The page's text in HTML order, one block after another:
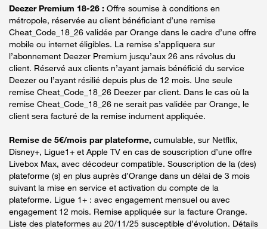
Deezer Premium 18-26 : Offre soumise à conditions en
métropole, réservée au client bénéficiant d’une remise
Cheat_Code_18_26 validée par Orange dans le cadre d’une offre
mobile ou internet éligibles. La remise s’appliquera sur
l’abonnement Deezer Premium jusqu’aux 26 ans révolus du
client. Réservé aux clients n’ayant jamais bénéficié du service
Deezer ou l’ayant résilié depuis plus de 12 mois. Une seule
remise Cheat_Code_18_26 Deezer par client. Dans le cas où la
remise Cheat_Code_18_26 ne serait pas validée par Orange, le
client sera facturé de la remise indument appliquée.
Remise de 5€/mois par plateforme, cumulable, sur Netflix,
Disney+, Ligue1+ et Apple TV en cas de souscription d’une offre
Livebox Max, avec décodeur compatible. Souscription de la (des)
plateforme (s) en plus auprès d’Orange dans un délai de 3 mois
suivant la mise en service et activation du compte de la
plateforme. Ligue 1+ : avec engagement mensuel ou avec
engagement 12 mois. Remise appliquée sur la facture Orange.
Liste des plateformes au 20/11/25 susceptible d’évolution. Détails